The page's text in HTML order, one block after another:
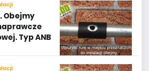
Obejmy
Typ ANB